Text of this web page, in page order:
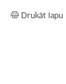
Drukāt lapu